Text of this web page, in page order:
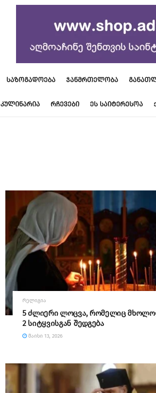
ᲡᲐᲖᲝᲒᲐᲓᲝᲔᲑᲐ ᲯᲐᲜᲛᲠᲗᲔᲚᲝᲑᲐ
ᲙᲣᲚᲘᲜᲐᲠᲘᲐ ᲠᲩᲔᲕᲔᲑᲘ ᲔᲡ ᲡᲐᲘᲢᲔᲠᲔᲡᲝᲐ
ᲠᲔᲚᲘᲒᲘᲐ
5 ძლიერი ლოცვა, რომელიც
2 სიტყვისგან შედგება
ᲛᲐᲘᲡᲘ 13, 2026